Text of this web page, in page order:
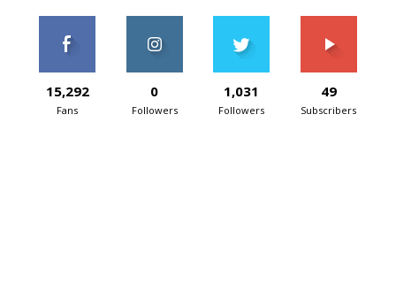
15,292
Fans
0
Followers
1,031
Followers
49
Subscribers